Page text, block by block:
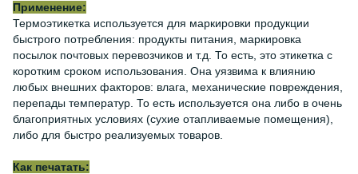
Применение:
Термоэтикетка используется для маркировки продукции
быстрого потребления: продукты питания, маркировка
посылок почтовых перевозчиков и т.д. То есть, это этикетка с
коротким сроком использования. Она уязвима к влиянию
любых внешних факторов: влага, механические повреждения,
перепады температур. То есть используется она либо в очень
благоприятных условиях (сухие отапливаемые помещения),
либо для быстро реализуемых товаров.
Как печатать: